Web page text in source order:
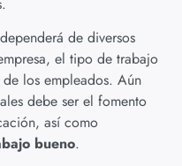
de diversos
el tipo de trabajo
los empleados. Aún
debe ser el fomento
así como
bueno.